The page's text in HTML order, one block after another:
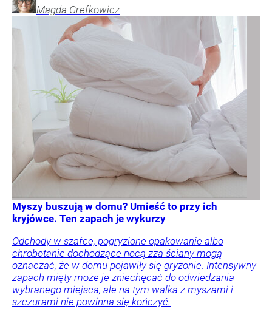
Magda Grefkowicz
Myszy buszują w domu? Umieść to przy ich
kryjówce. Ten zapach je wykurzy
Odchody w szafce, pogryzione opakowanie albo
chrobotanie dochodzące nocą zza ściany mogą
oznaczać, że w domu pojawiły się gryzonie. Intensywny
zapach mięty może je zniechęcać do odwiedzania
wybranego miejsca, ale na tym walka z myszami i
szczurami nie powinna się kończyć.